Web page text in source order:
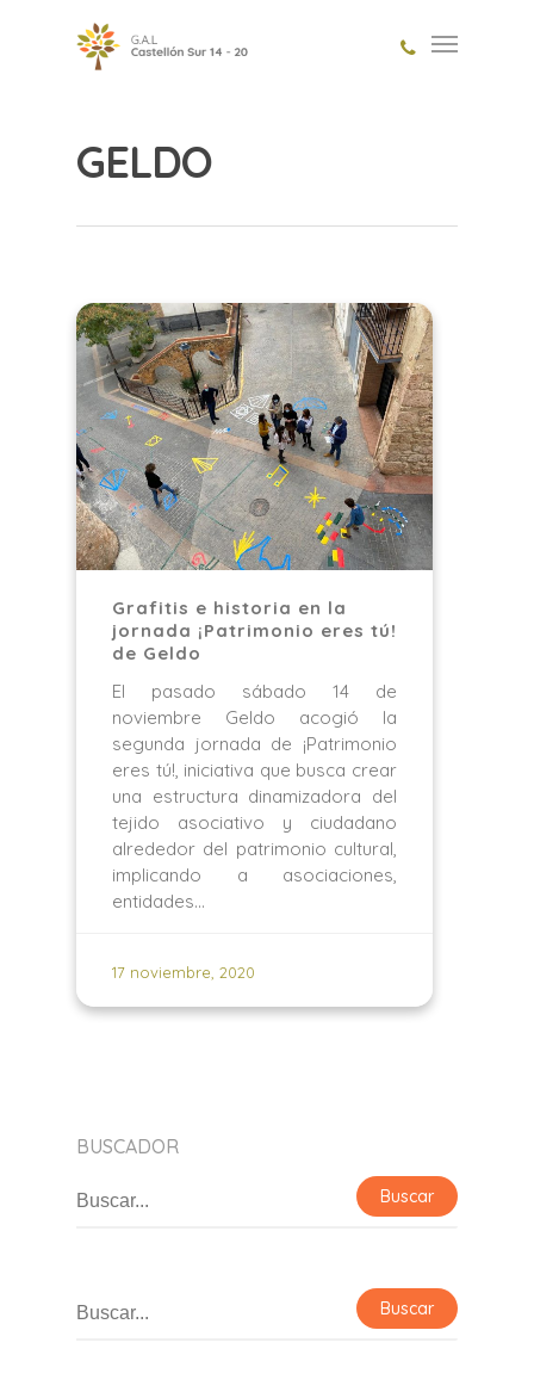
GELDO
Grafitis e historia en la
jornada ¡Patrimonio eres tú!
de Geldo
El pasado sábado 14 de
noviembre Geldo acogió la
segunda jornada de ¡Patrimonio
eres tú!, iniciativa que busca crear
una estructura dinamizadora del
tejido asociativo y ciudadano
alrededor del patrimonio cultural,
implicando a asociaciones,
entidades…
17 noviembre, 2020
BUSCADOR